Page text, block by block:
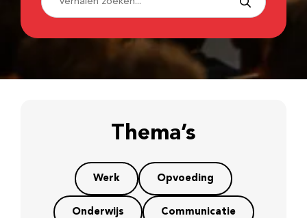
Thema’s
Werk Opvoeding
Onderwijs Communicatie